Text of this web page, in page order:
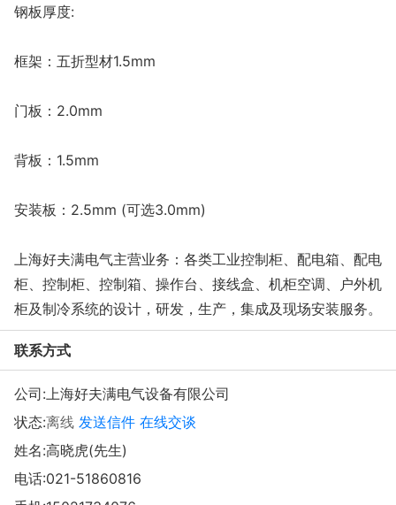
钢板厚度:
框架：五折型材1.5mm
门板：2.0mm
背板：1.5mm
安装板：2.5mm (可选3.0mm)
上海好夫满电气主营业务：各类工业控制柜、配电箱、配电
柜、控制柜、控制箱、操作台、接线盒、机柜空调、户外机
柜及制冷系统的设计，研发，生产，集成及现场安装服务。
联系方式
公司:上海好夫满电气设备有限公司
状态:离线 发送信件 在线交谈
姓名:高晓虎(先生)
电话:021-51860816